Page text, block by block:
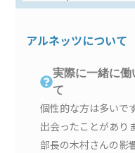
アルネッツについて
実際に一緒に
て
個性的な方は多いで
出会ったことがあり
部長の木村さんの影